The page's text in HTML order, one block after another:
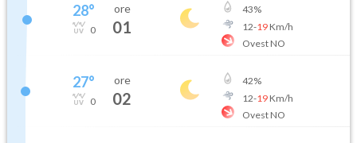
28°
0
ore
01
43%
12-19Km/h
Ovest NO
27°
0
ore
02
42%
12-19Km/h
Ovest NO